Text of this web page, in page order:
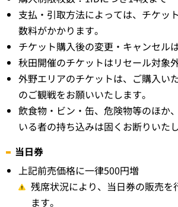
支払・引取方法によっては、チケッ
数料がかかります。
チケット購入後の変更・キャンセル
秋田開催のチケットはリセール対象外
外野エリアのチケットは、ご購入い
のご観戦をお願いいたします。
飲食物・ビン・缶、危険物等のほか
いる者の持ち込みは固くお断りいたし
当日券
上記前売価格に一律500円増
残席状況により、当日券の販売を
ます。